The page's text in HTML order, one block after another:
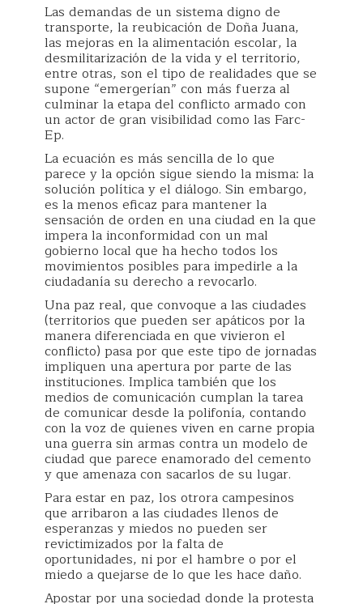
Las demandas de un sistema digno de
transporte, la reubicación de Doña Juana,
las mejoras en la alimentación escolar, la
desmilitarización de la vida y el territorio,
entre otras, son el tipo de realidades que se
supone “emergerían” con más fuerza al
culminar la etapa del conflicto armado con
un actor de gran visibilidad como las Farc-
Ep.
La ecuación es más sencilla de lo que
parece y la opción sigue siendo la misma: la
solución política y el diálogo. Sin embargo,
es la menos eficaz para mantener la
sensación de orden en una ciudad en la que
impera la inconformidad con un mal
gobierno local que ha hecho todos los
movimientos posibles para impedirle a la
ciudadanía su derecho a revocarlo.
Una paz real, que convoque a las ciudades
(territorios que pueden ser apáticos por la
manera diferenciada en que vivieron el
conflicto) pasa por que este tipo de jornadas
impliquen una apertura por parte de las
instituciones. Implica también que los
medios de comunicación cumplan la tarea
de comunicar desde la polifonía, contando
con la voz de quienes viven en carne propia
una guerra sin armas contra un modelo de
ciudad que parece enamorado del cemento
y que amenaza con sacarlos de su lugar.
Para estar en paz, los otrora campesinos
que arribaron a las ciudades llenos de
esperanzas y miedos no pueden ser
revictimizados por la falta de
oportunidades, ni por el hambre o por el
miedo a quejarse de lo que les hace daño.
Apostar por una sociedad donde la protesta